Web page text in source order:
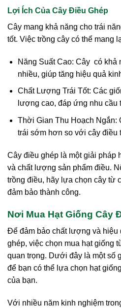
Lợi Ích Của Cây Điều Ghép
Cây mang khả năng cho trái
tốt. Việc trồng cây có thể mang
Năng Suất Cao: Cây có khả
nhiều, giúp tăng hiệu quả
Chất Lượng Trái Tốt: Các
lượng cao, đáp ứng nhu cầu
Thời Gian Thu Hoạch Ngắn:
trái sớm hơn so với cây điều
Cây điều ghép là một giải pháp
và chất lượng sản phẩm điều.
trồng điều, hãy lựa chọn cây từ
đảm bảo thành công.
Nơi Mua Hạt Giống Cây
Để đảm bảo chất lượng và hiệu
ghép, việc chọn mua hạt giống
quan trọng. Dưới đây là một số
để bạn có thể lựa chọn hạt
của bạn.
Với nhiều năm kinh nghiệm